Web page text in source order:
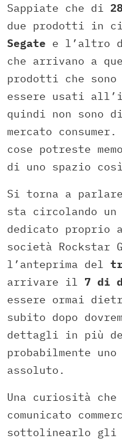
Sappiate che di
due prodotti in
Segate e l’altro
che arrivano a
prodotti che
essere usati
quindi non sono
mercato
cose potreste
di uno spazio
Si torna a
sta circolando un
dedicato proprio
società Rockstar
l’anteprima del
arrivare il 7 di
essere ormai
subito dopo
dettagli in più
probabilmente
assoluto.
Una curiosità
comunicato
sottolinearlo gli